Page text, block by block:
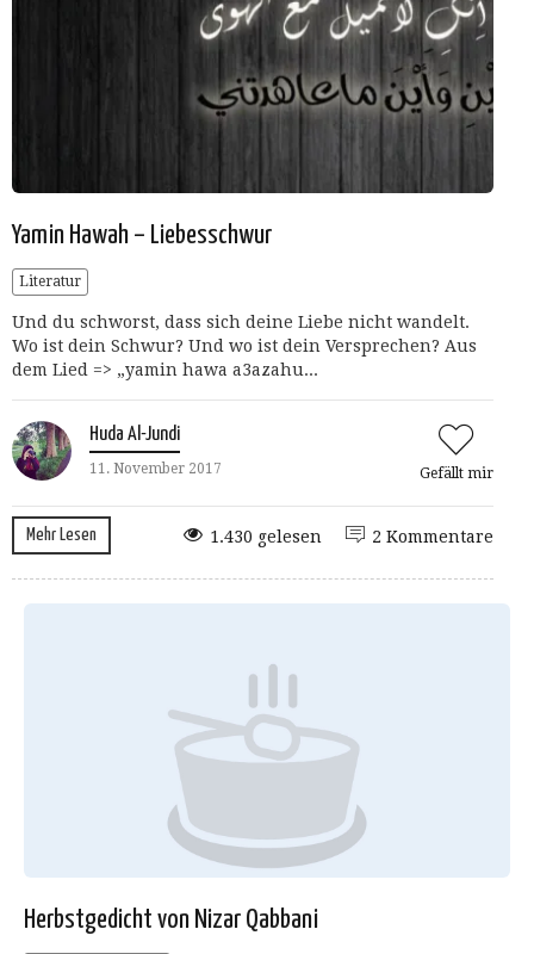
Yamin Hawah – Liebesschwur
Literatur
Und du schworst, dass sich deine Liebe nicht wandelt.
Wo ist dein Schwur? Und wo ist dein Versprechen? Aus
dem Lied => „yamin hawa a3azahu...
Huda Al-Jundi
11. November 2017 Gefällt mir
Mehr Lesen 2 Kommentare
1.430 gelesen
Herbstgedicht von Nizar Qabbani